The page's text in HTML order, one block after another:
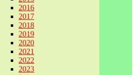
2016
2017
2018
2019
2020
2021
2022
2023